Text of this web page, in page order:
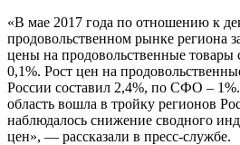
«В мае 2017 года по отношению к
продовольственном рынке региона
цены на продовольственные товары
0,1%. Рост цен на
России составил 2,4%, по СФО –
область вошла в тройку регионов
наблюдалось снижение сводного
цен», — рассказали в пресс-службе.